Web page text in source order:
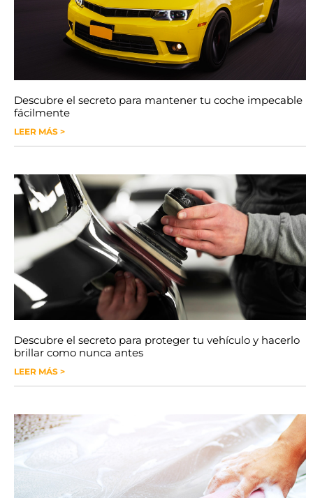
Descubre el secreto para mantener tu coche impecable
fácilmente
LEER MÁS >
Descubre el secreto para proteger tu vehículo y hacerlo
brillar como nunca antes
LEER MÁS >